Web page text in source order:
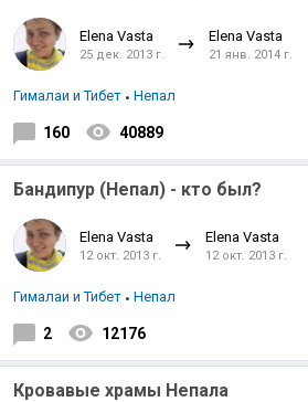
Elena Vasta
25 дек. 2013 г.
Elena Vasta
21 янв. 2014 г.
Гималаи и Тибет Непал
160 40889
Бандипур (Непал) - кто был?
Elena Vasta
12 окт. 2013 г.
Elena Vasta
12 окт. 2013 г.
Гималаи и Тибет Непал
2 12176
Кровавые храмы Непала